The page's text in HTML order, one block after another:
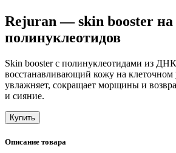
Rejuran — skin booster на
полинуклеотидов
Skin booster с полинуклеотидами из ДНК
восстанавливающий кожу на клеточном
увлажняет, сокращает морщины и
и сияние.
Купить
Описание товара